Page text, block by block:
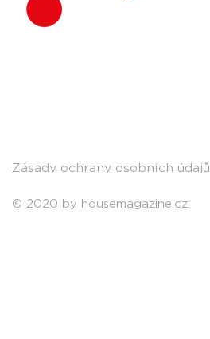
Zásady ochrany osobních údajů
© 2020 by housemagazine.cz.